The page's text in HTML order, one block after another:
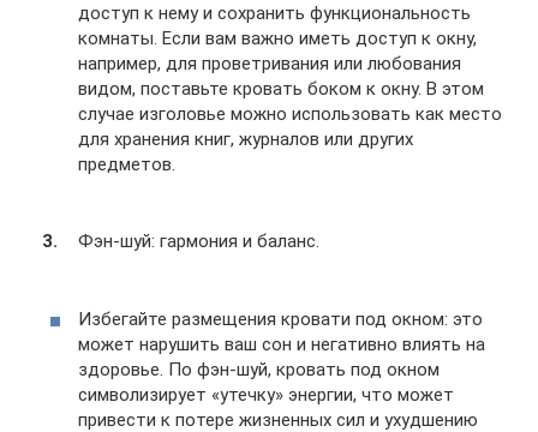
доступ к нему и сохранить функциональность
комнаты. Если вам важно иметь доступ к окну,
например, для проветривания или любования
видом, поставьте кровать боком к окну. В этом
случае изголовье можно использовать как место
для хранения книг, журналов или других
предметов.
Фэн-шуй: гармония и баланс.
Избегайте размещения кровати под окном: это
может нарушить ваш сон и негативно влиять на
здоровье. По фэн-шуй, кровать под окном
символизирует «утечку» энергии, что может
привести к потере жизненных сил и ухудшению